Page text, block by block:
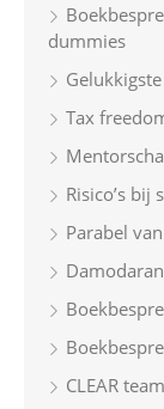
o
r
:
dummies
Tax
Risico’s bij
Parabel
CLEAR